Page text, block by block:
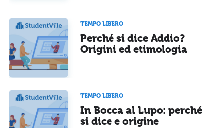
TEMPO LIBERO
Perché si dice Addio?
Origini ed etimologia
TEMPO LIBERO
In Bocca al Lupo: perché
si dice e origine